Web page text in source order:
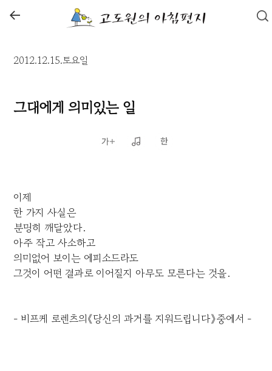
←
2012.12.15.토요일
그대에게 의미있는 일
이제
한 가지 사실은
분명히 깨달았다.
아주 작고 사소하고
의미없어 보이는 에피소드라도
그것이 어떤 결과로 이어질지 아무도 모른다는 것을.
- 비프케 로렌츠의《당신의 과거를 지워드립니다》중에서 -